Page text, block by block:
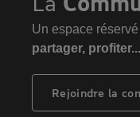
Un espace
partager, profiter...
Rejoindre la